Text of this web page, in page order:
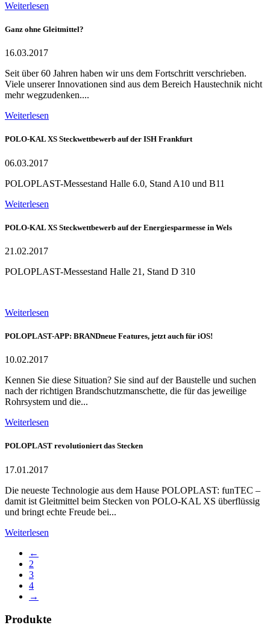
Weiterlesen
Ganz ohne Gleitmittel?
16.03.2017
Seit über 60 Jahren haben wir uns dem Fortschritt verschrieben.
Viele unserer Innovationen sind aus dem Bereich Haustechnik nicht
mehr wegzudenken....
Weiterlesen
POLO-KAL XS Steckwettbewerb auf der ISH Frankfurt
06.03.2017
POLOPLAST-Messestand Halle 6.0, Stand A10 und B11
Weiterlesen
POLO-KAL XS Steckwettbewerb auf der Energiesparmesse in Wels
21.02.2017
POLOPLAST-Messestand Halle 21, Stand D 310
Weiterlesen
POLOPLAST-APP: BRANDneue Features, jetzt auch für iOS!
10.02.2017
Kennen Sie diese Situation? Sie sind auf der Baustelle und suchen
nach der richtigen Brandschutzmanschette, die für das jeweilige
Rohrsystem und die...
Weiterlesen
POLOPLAST revolutioniert das Stecken
17.01.2017
Die neueste Technologie aus dem Hause POLOPLAST: funTEC –
damit ist Gleitmittel beim Stecken von POLO-KAL XS überflüssig
und bringt echte Freude bei...
Weiterlesen
←
2
3
4
→
Produkte